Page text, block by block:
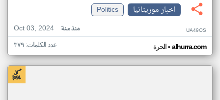
اخبار موريتانيا
Politics
Oct 03, 2024
منذ سنة UA49OS
الحرة• alhurra.com عدد الكلمات: ٣٧٩